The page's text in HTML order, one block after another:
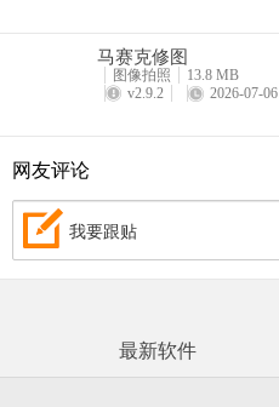
马赛克修图
图像拍照
13.8 MB
v2.9.2
2026-07-06
网友评论
我要跟贴
最新软件